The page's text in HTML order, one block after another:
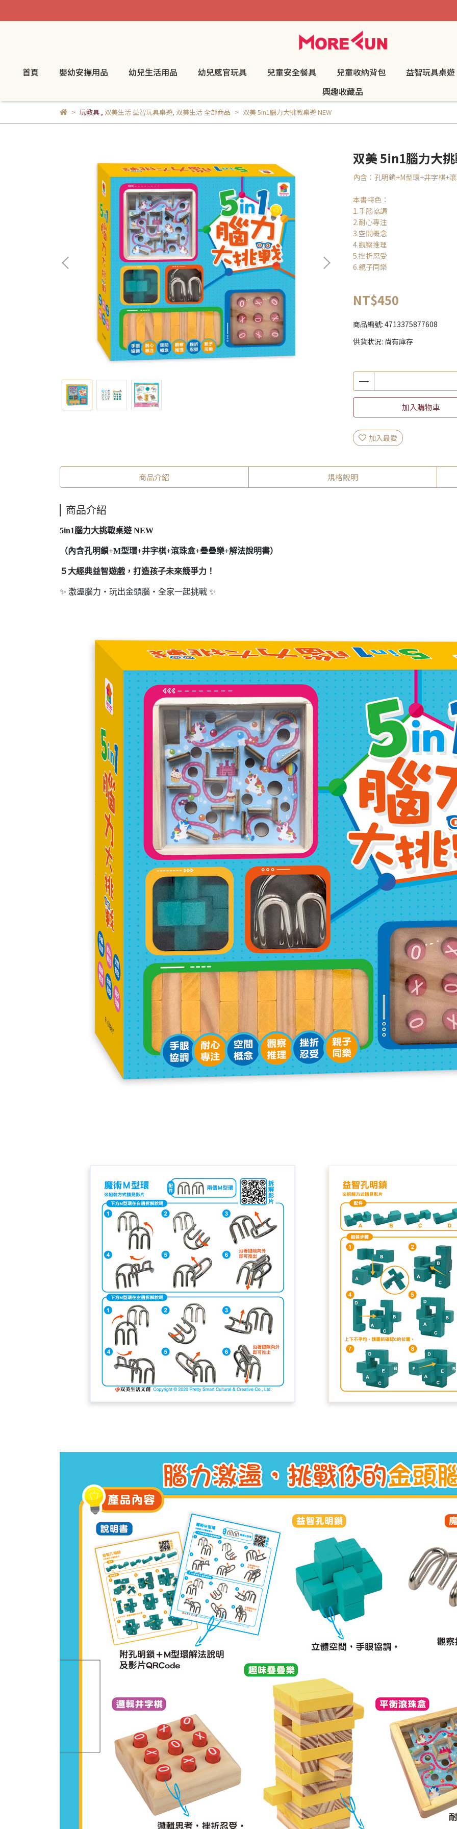
首頁 嬰幼安撫用品 幼兒生活用品 幼兒感官玩具 兒童安全餐具 兒童收納背包
益智玩具桌遊
興趣收藏品
玩教具, 双美生活 益智玩具桌遊, 双美生活 全部商品 双美 5in1腦力大挑戰桌遊 NEW
双美 5in1腦力大
內含：孔明鎖+M型環+井字棋+
本書特色：
1.手腦協調
2.耐心專注
3.空間概念
4.觀察推理
5.挫折忍受
6.親子同樂
NT$450
商品編號: 4713375877608
供貨狀況: 尚有庫存
加入購物車
加入最愛
商品介紹 規格說明
商品介紹
5in1腦力大挑戰桌遊 NEW
（內含孔明鎖+M型環+井字棋+滾珠盒+疊疊樂+解法說明書）
５大經典益智遊戲，打造孩子未來競爭力！
✨ 激盪腦力・玩出金頭腦・全家一起挑戰 ✨